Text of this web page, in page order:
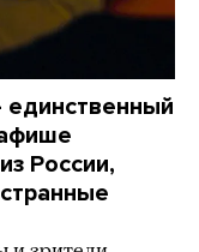
России,